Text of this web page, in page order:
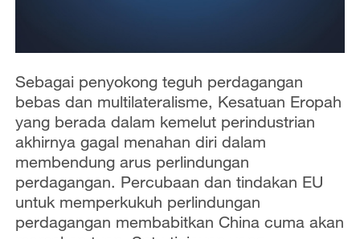
Sebagai penyokong teguh perdagangan
bebas dan multilateralisme, Kesatuan Eropah
yang berada dalam kemelut perindustrian
akhirnya gagal menahan diri dalam
membendung arus perlindungan
perdagangan. Percubaan dan tindakan EU
untuk memperkukuh perlindungan
perdagangan membabitkan China cuma akan